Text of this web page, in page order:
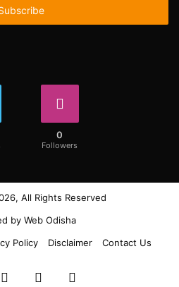
0
Followers
All Rights Reserved
by Web Odisha
Policy Disclaimer Contact Us
TwitterYouTubeInstagram